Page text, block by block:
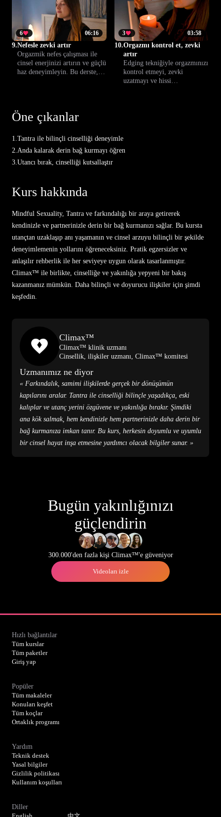
06:16
6
9.Nefesle zevki artır
Orgazmik nefes çalışması ile
cinsel enerjinizi artırın ve güçlü
haz deneyimleyin. Bu derste,
03:58
3
10.Orgazmı kontrol et, zevki
artır
Edging tekniğiyle orgazmınızı
kontrol etmeyi, zevki
uzatmayı ve hissi
Öne çıkanlar
1.Tantra ile bilinçli cinselliği deneyimle
2.Anda kalarak derin bağ kurmayı öğren
3.Utancı bırak, cinselliği kutsallaştır
Kurs hakkında
Mindful Sexuality, Tantra ve farkındalığı bir araya getirerek
kendinizle ve partnerinizle derin bir bağ kurmanızı sağlar. Bu kursta
utançtan uzaklaşıp anı yaşamanın ve cinsel arzuyu bilinçli bir şekilde
deneyimlemenin yollarını öğreneceksiniz. Pratik egzersizler ve
anlaşılır rehberlik ile her seviyeye uygun olarak tasarlanmıştır.
Climax™ ile birlikte, cinselliğe ve yakınlığa yepyeni bir bakış
kazanmanız mümkün. Daha bilinçli ve doyurucu ilişkiler için şimdi
keşfedin.
Climax™
Climax™ klinik uzmanı
Cinsellik, ilişkiler uzmanı, Climax™ komitesi
Uzmanımız ne diyor
« Farkındalık, samimi ilişkilerde gerçek bir dönüşümün
kapılarını aralar. Tantra ile cinselliği bilinçle yaşadıkça, eski
kalıplar ve utanç yerini özgüvene ve yakınlığa bırakır. Şimdiki
ana kök salmak, hem kendinizle hem partnerinizle daha derin bir
bağ kurmanıza imkan tanır. Bu kurs, herkesin doyumlu ve uyumlu
bir cinsel hayat inşa etmesine yardımcı olacak bilgiler sunar. »
Bugün yakınlığınızı
güçlendirin
300.000'den fazla kişi Climax™'e güveniyor
Videoları izle
Hızlı bağlantılar
Tüm kurslar
Tüm paketler
Giriş yap
Popüler
Tüm makaleler
Konuları keşfet
Tüm koçlar
Ortaklık programı
Yardım
Teknik destek
Yasal bilgiler
Gizlilik politikası
Kullanım koşulları
Diller